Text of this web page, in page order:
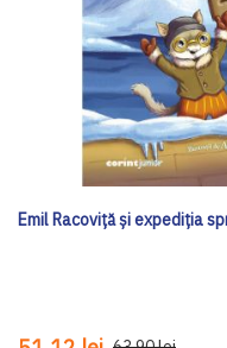
Emil Racoviță și expediția